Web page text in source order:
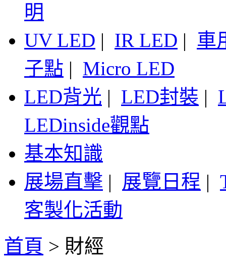
明
UV LED | IR LED | 車
子點 | Micro LED
LED背光 | LED封裝 |
LEDinside觀點
基本知識
展場直擊 | 展覽日程 |
客製化活動
首頁 > 財經